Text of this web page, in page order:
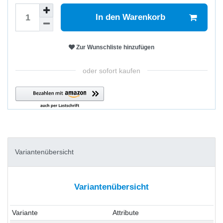
In den Warenkorb
Zur Wunschliste hinzufügen
oder sofort kaufen
Variantenübersicht
Variantenübersicht
Variante
Attribute